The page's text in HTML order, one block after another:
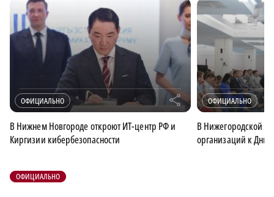
ОФИЦИАЛЬНО r
В Нижнем Новгороде откроют ИТ-центр РФ и
Киргизии кибербезопасности
ОФИЦИАЛЬНО
В Нижегородской
организаций к Дню
ОФИЦИАЛЬНО